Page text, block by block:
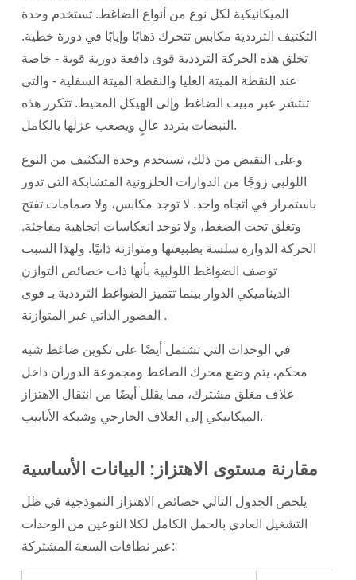
الميكانيكية لكل نوع من أنواع الضاغط. تستخدم وحدة
التكثيف الترددية مكابس تتحرك ذهابًا وإيابًا في دورة خطية.
تخلق هذه الحركة الترددية قوى دافعة دورية قوية - خاصة
عند النقطة الميتة العليا والنقطة الميتة السفلية - والتي
تنتشر عبر مبيت الضاغط وإلى الهيكل المحيط. تتكرر هذه
النبضات بتردد عالٍ ويصعب عزلها بالكامل.
وعلى النقيض من ذلك، تستخدم وحدة التكثيف من النوع
اللولبي زوجًا من الدوارات الحلزونية المتشابكة التي تدور
باستمرار في اتجاه واحد. لا توجد مكابس، ولا صمامات تفتح
وتغلق تحت الضغط، ولا توجد انعكاسات اتجاهية مفاجئة.
الحركة الدوارة سلسة بطبيعتها ومتوازنة ذاتيًا. ولهذا السبب
توصف الضواغط اللولبية بأنها ذات خصائص التوازن
الديناميكي الدوار بينما تتميز الضواغط الترددية بـ قوى
.
في الوحدات التي تشتمل أيضًا على تكوين ضاغط شبه
محكم، يتم وضع محرك الضاغط ومجموعة الدوران داخل
غلاف مغلق مشترك، مما يقلل أيضًا من انتقال الاهتزاز
الميكانيكي إلى الغلاف الخارجي وشبكة الأنابيب.
مقارنة مستوى الاهتزاز: البيانات الأساسية
يلخص الجدول التالي خصائص الاهتزاز النموذجية في ظل
التشغيل العادي بالحمل الكامل لكلا النوعين من الوحدات
عبر نطاقات السعة المشتركة: